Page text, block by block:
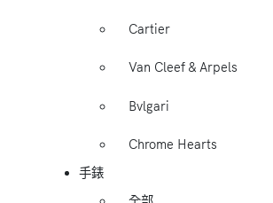
Cartier
Van Cleef & Arpels
Bvlgari
Chrome Hearts
手錶